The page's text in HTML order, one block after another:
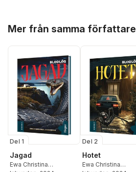
Mer från samma författare
Del 1
Jagad
Ewa Christina
Del 2
Hotet
Ewa Christina